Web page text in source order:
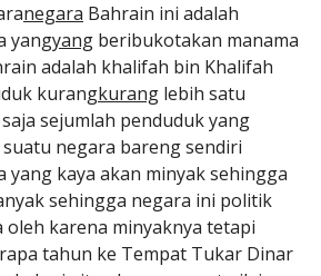
negara Bahrain ini adalah
yangyang beribukotakan manama
adalah khalifah bin Khalifah
kurangkurang lebih satu
sejumlah penduduk yang
negara bareng sendiri
yang kaya akan minyak sehingga
sehingga negara ini politik
oleh karena minyaknya tetapi
tahun ke Tempat Tukar Dinar